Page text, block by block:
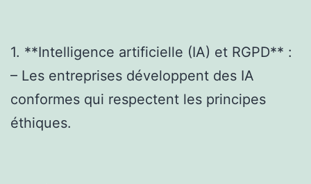
1. **Intelligence artificielle (IA) et RGPD** :
– Les entreprises développent des IA
conformes qui respectent les principes
éthiques.